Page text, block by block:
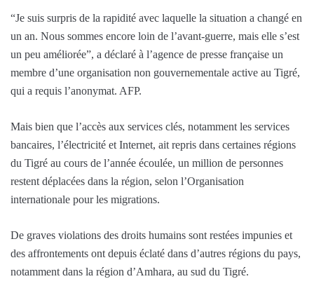
“Je suis surpris de la rapidité avec laquelle la situation a changé en
un an. Nous sommes encore loin de l’avant-guerre, mais elle s’est
un peu améliorée”, a déclaré à l’agence de presse française un
membre d’une organisation non gouvernementale active au Tigré,
qui a requis l’anonymat. AFP.
Mais bien que l’accès aux services clés, notamment les services
bancaires, l’électricité et Internet, ait repris dans certaines régions
du Tigré au cours de l’année écoulée, un million de personnes
restent déplacées dans la région, selon l’Organisation
internationale pour les migrations.
De graves violations des droits humains sont restées impunies et
des affrontements ont depuis éclaté dans d’autres régions du pays,
notamment dans la région d’Amhara, au sud du Tigré.